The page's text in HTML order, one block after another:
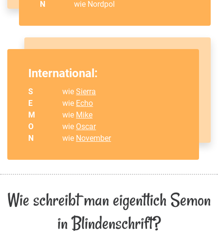
N wie Nordpol
International:
S wieSierra
E
wie Echo
M
wie Mike
O
wie Oscar
N
wie November
Wie schreibt man eigentlich Semon
in Blindenschrift?